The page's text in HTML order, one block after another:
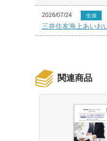
2026/07/24 生保
三井住友海上あいお
関連商品